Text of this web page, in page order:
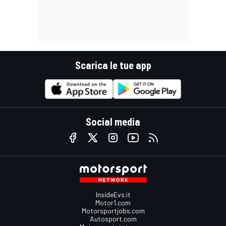
Scarica le tue app
Social media
InsideEvs.it
Motor1.com
Motorsportjobs.com
Autosport.com